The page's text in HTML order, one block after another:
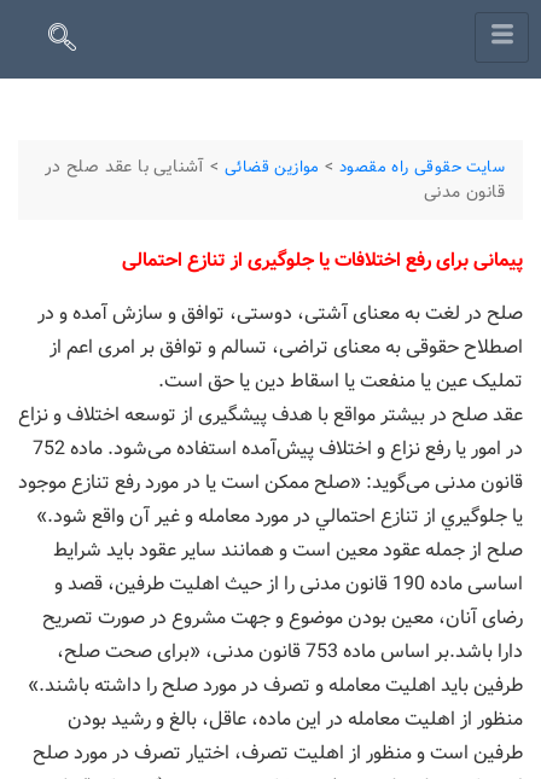
سایت حقوقی راه مقصود > موازین قضائی > آشنایی با عقد صلح در
قانون مدنی
پیمانی برای رفع اختلافات یا جلوگیری از تنازع احتمالی
صلح در لغت به معنای آشتی، دوستی، توافق و سازش آمده و در
اصطلاح حقوقی به معنای تراضی، تسالم و توافق بر امری اعم از
تملیک عین یا منفعت یا اسقاط دین یا حق است.
عقد صلح در بیشتر مواقع با هدف پیشگیری از توسعه اختلاف و نزاع
در امور یا رفع نزاع و اختلاف پیش‌آمده استفاده می‌شود. ماده 752
قانون مدنی می‌گوید: «صلح ممکن است يا در مورد رفع تنازع موجود
يا جلوگيري از تنازع احتمالي در مورد معامله و غير آن واقع شود.»
صلح از جمله عقود معین است و همانند سایر عقود باید شرایط
اساسی ماده 190 قانون مدنی را از حیث اهلیت طرفین، قصد و
رضای آنان، معین بودن موضوع و جهت مشروع در صورت تصریح
دارا باشد.بر اساس ماده 753 قانون مدنی، «برای صحت صلح،
طرفین باید اهلیت معامله و تصرف در مورد صلح را داشته باشند.»
منظور از اهلیت معامله در این ماده، عاقل، بالغ و رشید بودن
طرفین است و منظور از اهلیت تصرف، اختیار تصرف در مورد صلح